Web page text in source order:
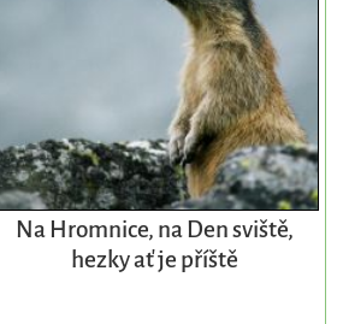
Na Hromnice, na Den sviště,
hezky ať je příště